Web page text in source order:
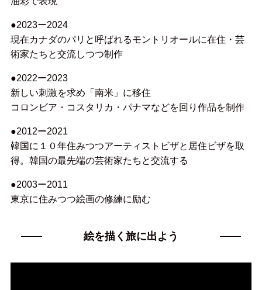
●2023ー2024
現在カナダのパリと呼ばれるモントリオールに在住・芸
術家たちと交流しつつ制作
●2022ー2023
新しい刺激を求め「南米」に移住
コロンビア・コスタリカ・パナマなどを回り作品を制作
●2012ー2021
韓国に１０年住みつつアーティストビザと居住ビザを取
得。韓国の最先端の芸術家たちと交流する
●2003ー2011
東京に住みつつ絵画の修練に励む
絵を描く旅に出よう